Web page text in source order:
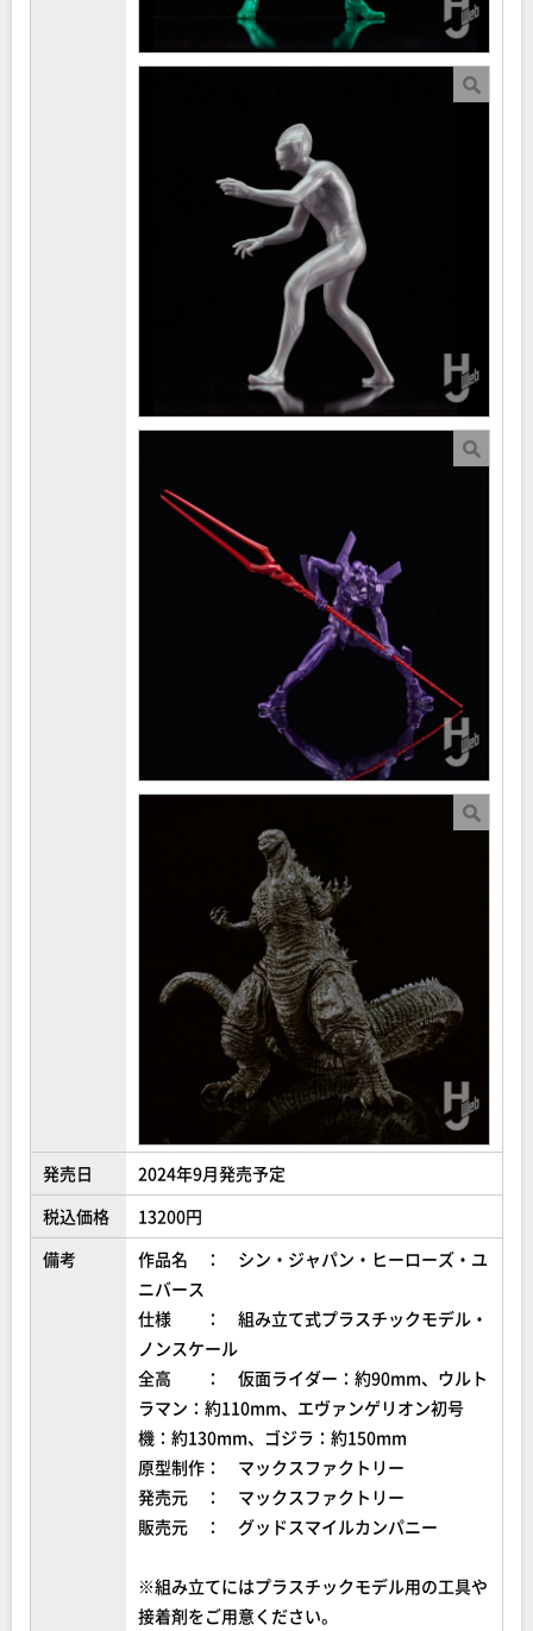
発売日
2024年9月発売予定
税込価格
13200円
備考
作品名 ： シン・ジャパン・ヒーローズ・ユ
ニバース
仕様 ： 組み立て式プラスチックモデル・
ノンスケール
全高 ： 仮面ライダー：約90mm、ウルト
ラマン：約110mm、エヴァンゲリオン初号
機：約130mm、ゴジラ：約150mm
原型制作： マックスファクトリー
発売元 ： マックスファクトリー
販売元 ： グッドスマイルカンパニー
※組み立てにはプラスチックモデル用の工具や
接着剤をご用意ください。